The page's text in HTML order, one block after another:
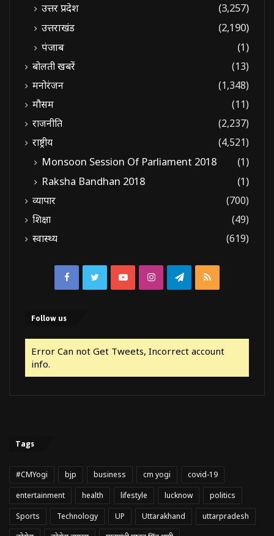
उत्तर प्रदेश
(3,257)
उत्तराखंड
(2,190)
पंजाब
(1)
बोलती खबरें
(13)
मनोरंजन
(1,348)
मौसम
(11)
राजनीति
(2,237)
राष्ट्रीय
(4,521)
Monsoon Session Of Parliament 2018
(1)
Raksha Bandhan 2018
(1)
व्यापार
(700)
शिक्षा
(49)
स्वास्थ्य
(619)
FacebookTwitterYouTubeInstagramTelegram
RSS
Follow us
Error Can not Get Tweets, Incorrect account
info.
Tags
#CMYogi bjp business cm yogi
covid-19
entertainment
health lifestyle lucknow
politics
Sports
Technology UP Uttarakhand
uttarpradesh